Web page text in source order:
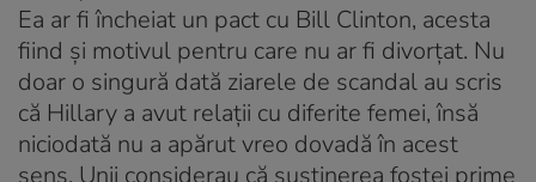
Ea ar fi încheiat un pact cu Bill Clinton, acesta
fiind și motivul pentru care nu ar fi divorțat. Nu
doar o singură dată ziarele de scandal au scris
că Hillary a avut relații cu diferite femei, însă
niciodată nu a apărut vreo dovadă în acest